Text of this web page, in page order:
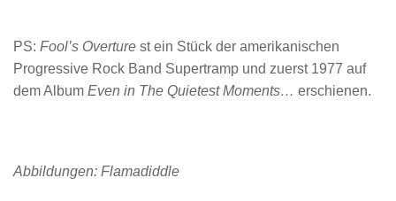
PS: Fool’s Overture st ein Stück der amerikanischen
Progressive Rock Band Supertramp und zuerst 1977 auf
dem Album Even in The Quietest Moments… erschienen.
Abbildungen: Flamadiddle